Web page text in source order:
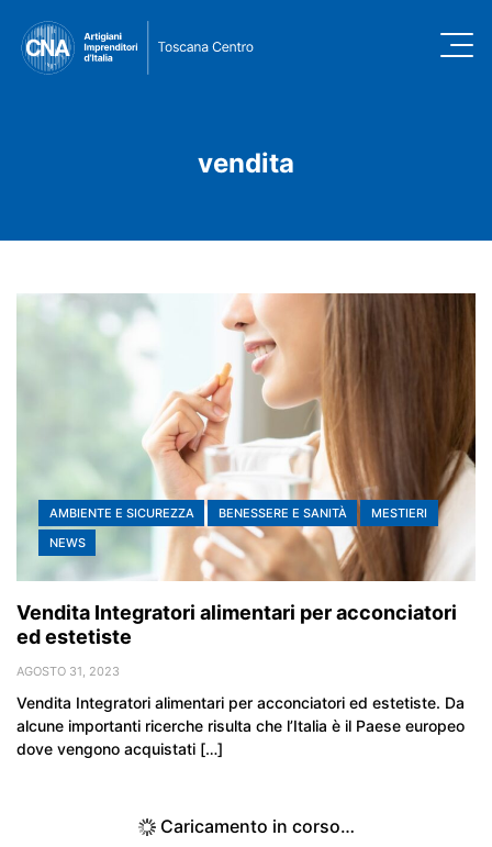
vendita
AMBIENTE E SICUREZZA BENESSERE E SANITÀ
MESTIERI
NEWS
Vendita Integratori alimentari per acconciatori
ed estetiste
AGOSTO 31, 2023
Vendita Integratori alimentari per acconciatori ed estetiste. Da
alcune importanti ricerche risulta che l’Italia è il Paese europeo
dove vengono acquistati […]
Caricamento in corso…